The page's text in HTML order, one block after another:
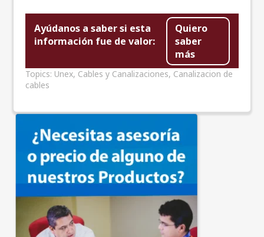
Ayúdanos a saber si esta
información fue de valor:
Quiero
saber
más
Topics: Unex, Cables y Canalizaciones, Canalizacion de
cables